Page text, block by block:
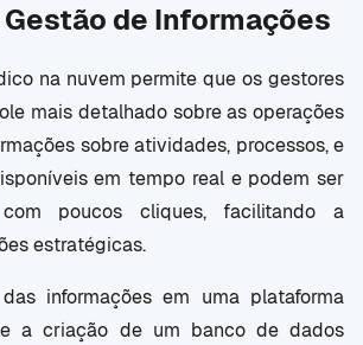
de Informações
na nuvem permite que os gestores
mais detalhado sobre as operações
sobre atividades, processos, e
em tempo real e podem ser
com poucos cliques, facilitando a
estratégicas.
informações em uma plataforma
a criação de um banco de dados